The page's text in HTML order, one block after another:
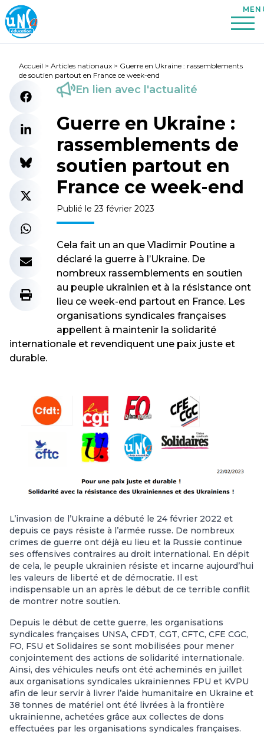
Accueil > Articles nationaux > Guerre en Ukraine : rassemblements
de soutien partout en France ce week-end
En lien avec l'actualité
Guerre en Ukraine :
rassemblements de
soutien partout en
France ce week-end
Publié le 23 février 2023
Cela fait un an que Vladimir Poutine a
déclaré la guerre à l’Ukraine. De
nombreux rassemblements en soutien
au peuple ukrainien et à la résistance ont
lieu ce week-end partout en France. Les
organisations syndicales françaises
appellent à maintenir la solidarité
internationale et revendiquent une paix juste et
durable.
L’invasion de l’Ukraine a débuté le 24 février 2022 et
depuis ce pays résiste à l’armée russe. De nombreux
crimes de guerre ont déjà eu lieu et la Russie continue
ses offensives contraires au droit international. En dépit
de cela, le peuple ukrainien résiste et incarne aujourd’hui
les valeurs de liberté et de démocratie. Il est
indispensable un an après le début de ce terrible conflit
de montrer notre soutien.
Depuis le début de cette guerre, les organisations
syndicales françaises UNSA, CFDT, CGT, CFTC, CFE CGC,
FO, FSU et Solidaires se sont mobilisées pour mener
conjointement des actions de solidarité internationale.
Ainsi, des véhicules neufs ont été acheminés en juillet
aux organisations syndicales ukrainiennes FPU et KVPU
afin de leur servir à livrer l’aide humanitaire en Ukraine et
38 tonnes de matériel ont été livrées à la frontière
ukrainienne, achetées grâce aux collectes de dons
effectuées par les organisations syndicales françaises.